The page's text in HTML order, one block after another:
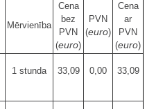
Mērvienība
Cena
bez
PVN
(euro)
PVN
(euro)
Cena
ar
PVN
(euro)
1 stunda 33,09 0,00 33,09